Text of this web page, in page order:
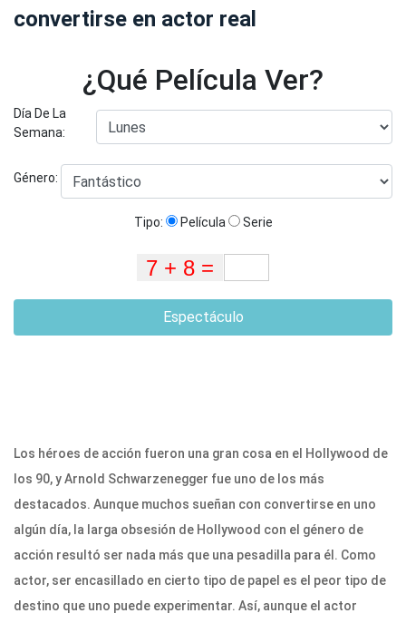
convertirse en actor real
¿Qué Película Ver?
Día De La
Semana:
Género:
Tipo: Película Serie
Espectáculo
Los héroes de acción fueron una gran cosa en el Hollywood de
los 90, y Arnold Schwarzenegger fue uno de los más
destacados. Aunque muchos sueñan con convertirse en uno
algún día, la larga obsesión de Hollywood con el género de
acción resultó ser nada más que una pesadilla para él. Como
actor, ser encasillado en cierto tipo de papel es el peor tipo de
destino que uno puede experimentar. Así, aunque el actor